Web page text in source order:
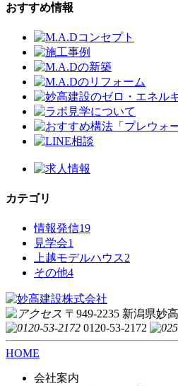
おすすめ情報
カテゴリ
情報発信19
見学会1
上越モデルハウス2
その他4
〒949-2235 新潟県妙
0120-53-2172
HOME
会社案内